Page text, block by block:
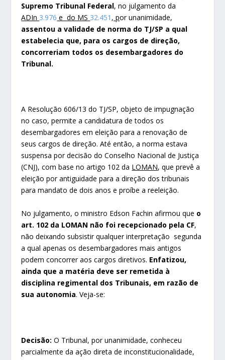
Supremo Tribunal Federal, no julgamento da
ADIn 3.976 e do MS 32.451 , por unanimidade,
assentou a validade de norma do TJ/SP a qual
estabelecia que, para os cargos de direção,
concorreriam todos os desembargadores do
Tribunal.
A Resolução 606/13 do TJ/SP, objeto de impugnação
no caso, permite a candidatura de todos os
desembargadores em eleição para a renovação de
seus cargos de direção. Até então, a norma estava
suspensa por decisão do Conselho Nacional de Justiça
(CNJ), com base no artigo 102 da LOMAN, que prevê a
eleição por antiguidade para a direção dos tribunais
para mandato de dois anos e proíbe a reeleição.
No julgamento, o ministro Edson Fachin afirmou que o
art. 102 da LOMAN não foi recepcionado pela CF,
não deixando subsistir qualquer interpretação segunda
a qual apenas os desembargadores mais antigos
podem concorrer aos cargos diretivos. Enfatizou,
ainda que a matéria deve ser remetida à
disciplina regimental dos Tribunais, em razão de
sua autonomia. Veja-se:
Decisão: O Tribunal, por unanimidade, conheceu
parcialmente da ação direta de inconstitucionalidade,